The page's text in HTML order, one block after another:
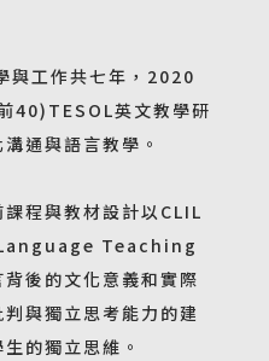
與工作共七年，2020
40)TESOL英文教學研
通與語言教學。
程與教材設計以CLIL
Teaching
後的文化意義和實際
與獨立思考能力的建
的獨立思維。